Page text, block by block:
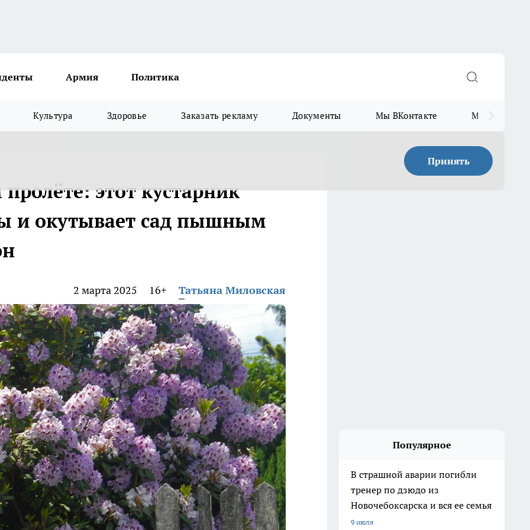
Армия Политика
Культура Здоровье Заказать рекламу Документы Мы ВКонтакте Мы в
Принять
этот кустарник
и окутывает сад пышным
2 марта 2025 16+ Татьяна Миловская
Популярное
В страшной аварии погибли
тренер по дзюдо из
Новочебоксарска и вся ее семья
9 июля